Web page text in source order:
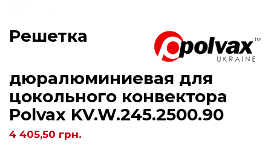
Решетка
дюралюминиевая для
цокольного конвектора
Рolvax KV.W.245.2500.90
4 405,50 грн.